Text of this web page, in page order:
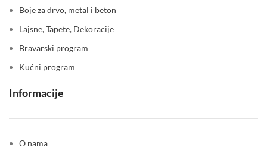
Boje za drvo, metal i beton
Lajsne, Tapete, Dekoracije
Bravarski program
Kućni program
Informacije
O nama